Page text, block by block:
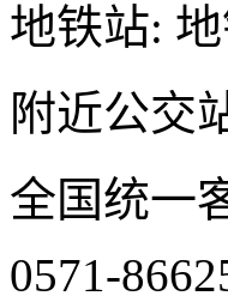
地铁站:
附近公交
全国统一
0571-